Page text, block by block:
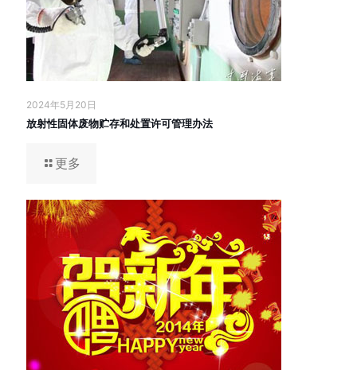
2024年5月20日
放射性固体废物贮存和处置许可管理办法
更多